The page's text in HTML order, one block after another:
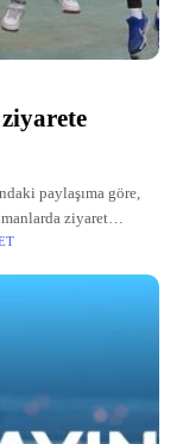
paylaşıma göre,
ziyaret
limanlar ise